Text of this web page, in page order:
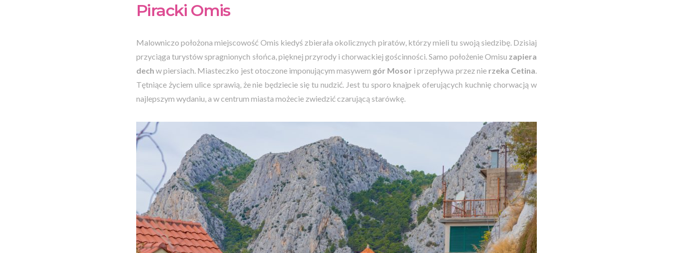
Piracki Omis
Malowniczo położona miejscowość Omis kiedyś zbierała okolicznych piratów, którzy mieli tu swoją siedzibę. Dzisiaj
przyciąga turystów spragnionych słońca, pięknej przyrody i chorwackiej gościnności. Samo położenie Omisu zapiera
dech w piersiach. Miasteczko jest otoczone imponującym masywem gór Mosor i przepływa przez nie rzeka Cetina.
Tętniące życiem ulice sprawią, że nie będziecie się tu nudzić. Jest tu sporo knajpek oferujących kuchnię chorwacją w
najlepszym wydaniu, a w centrum miasta możecie zwiedzić czarującą starówkę.